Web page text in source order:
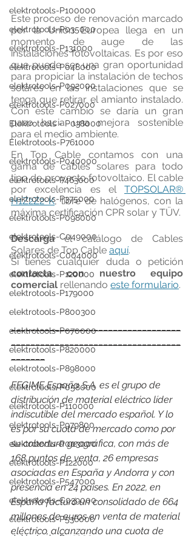
elektrotools-P100000
elektrotools-P035000
elektrotools-P131000
elektrotools-P048000
elektrotools-P092000
elektrotools-P027000
Elektrotools - P038000
Elektrotools-P761000
elektrotools-P040000
elektrotools-P463000
elektrotools-P375000
elektrotools-P098000
elektrotools-C049000
elektrotools-C004000
elektrotools-P120000
elektrotools-P179000
elektrotools-P800300
elektrotools-P070000
elektrotools-P820000
elektrotools-P898000
elektrotools-P058000
elektrotools-P110000
elektrotools-P979800
elektrotools-P003000
elektrotools-P122000
elektrotools-P547000
elektrotools-C039000
elektrotools-P536000
Este proceso de renovación marcado
por la Unión Europea llega en un
momento de auge de las
instalaciones fotovoltaicas. Es por eso
que puede ser una gran oportunidad
para propiciar la instalación de techos
solares en las instalaciones que se
tenga que retirar el amianto instalado.
Con este cambio se daría un gran
paso hacia una mejora sostenible
para el medio ambiente.
En Top Cable contamos con una
gama de cables solares para todo
tipo de proyecto fotovoltaico. El cable
por excelencia es el TOPSOLAR®
H1Z2Z2-K, libre de halógenos, con la
máxima certificación CPR solar y TÜV.
Descarga el catálogo de Cables
Solares de Top Cable aquí.
contacta con nuestro equipo
comercial rellenando este formulario.
___________________________________
_______
FEGIME España S.A. es el grupo de
distribución de material eléctrico líder
indiscutible del mercado español. Y lo
es por su cuota de mercado como por
su cobertura geográfica, con más de
168 puntos de venta, 26 empresas
asociadas en España y Andorra y con
presencia en 24 países. En 2022, en
España facturó un consolidado de 664
millones de euros en venta de material
eléctrico, alcanzando una cuota de